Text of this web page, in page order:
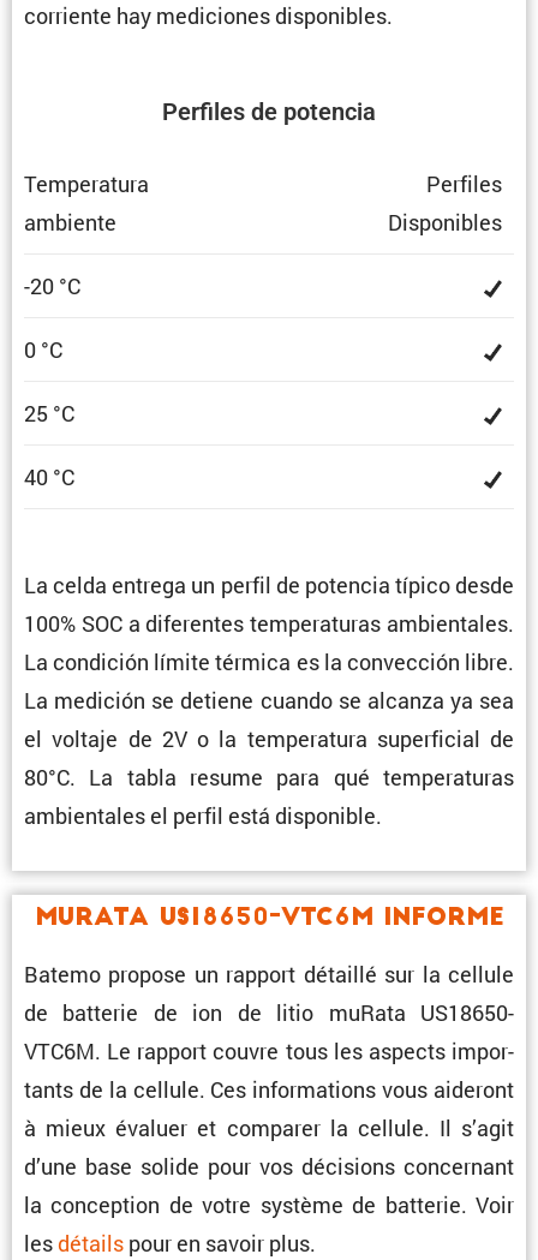
corriente hay mediciones disponibles.
Perfiles de potencia
Tempe­ra­tura
ambiente
Perfiles
Dispo­ni­bles
-20 °C
0 °C
25 °C
40 °C
La celda entrega un perfil de potencia típico desde
100% SOC a diferentes tempe­ra­turas ambien­tales.
La condi­ción límite térmica es la convec­ción libre.
La medición se detiene cuando se alcanza ya sea
el voltaje de 2V o la tempe­ra­tura super­fi­cial de
80°C. La tabla resume para qué tempe­ra­turas
ambien­tales el perfil está disponible.
muRata US18650-VTC6M Informe
Batemo propose un rapport détaillé sur la cellule
de batterie de ion de litio muRata US18650-
VTC6M. Le rapport couvre tous les aspects impor­
tants de la cellule. Ces infor­ma­tions vous aideront
à mieux évaluer et comparer la cellule. Il s’agit
d’une base solide pour vos décisions concer­nant
la concep­tion de votre système de batterie. Voir
lesdétails pour en savoir plus.